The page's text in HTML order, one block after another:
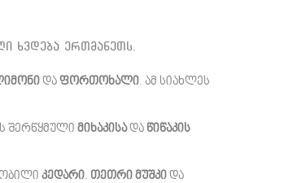
ხვდება ერთმანეთს.
და ფორთოხალი. ამ სიახლეს
შერწყმული მიხაკისადა წიწაკის
კედარი. თეთრი მუშკი და